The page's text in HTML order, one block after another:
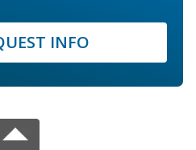
INFO